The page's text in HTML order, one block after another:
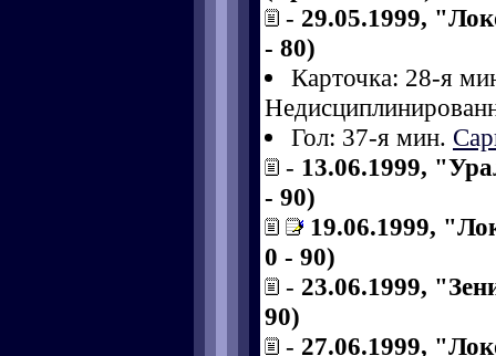
- 29.05.1999,
- 80)
Карточка: 28-я
Гол: 37-я мин.
- 13.06.1999,
- 90)
19.06.1999,
0 - 90)
- 23.06.1999,
90)
- 27.06.1999,